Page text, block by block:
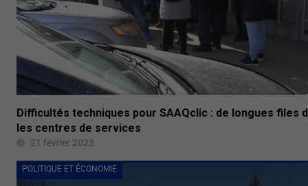
Difficultés techniques pour SAAQclic : de longues files
les centres de services
21 février 2023
POLITIQUE ET ÉCONOMIE